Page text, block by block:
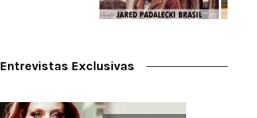
Entrevistas Exclusivas